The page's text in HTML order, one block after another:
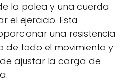
la polea y una cuerda
el ejercicio. Esta
una resistencia
de todo el movimiento y
ajustar la carga de